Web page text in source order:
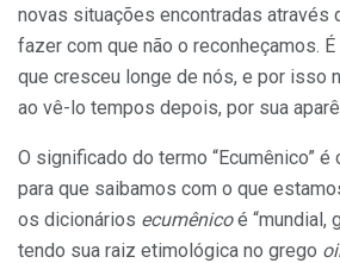
novas situações encontradas através
fazer com que não o reconheçamos.
que cresceu longe de nós, e por isso
ao vê-lo tempos depois, por sua
O significado do termo “Ecumênico”
para que saibamos com o que
os dicionários ecumênicoé “mundial,
tendo sua raiz etimológica no grego